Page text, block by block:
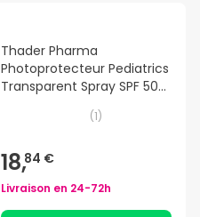
Thader Pharma
Photoprotecteur Pediatrics
Transparent Spray SPF 50
(1)
18,84 €
Livraison en 24-72h